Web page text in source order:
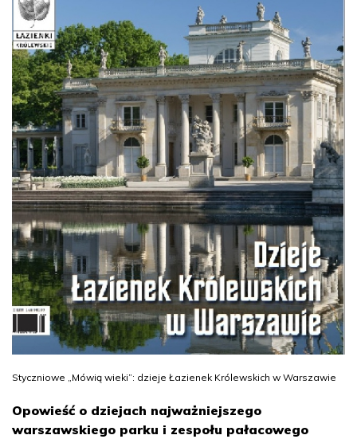
Styczniowe „Mówią wieki”: dzieje Łazienek Królewskich w Warszawie
Opowieść o dziejach najważniejszego
warszawskiego parku i zespołu pałacowego